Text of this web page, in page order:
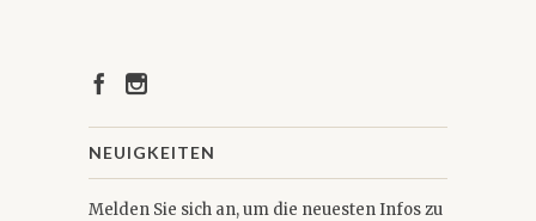
NEUIGKEITEN
Melden Sie sich an, um die neuesten Infos zu